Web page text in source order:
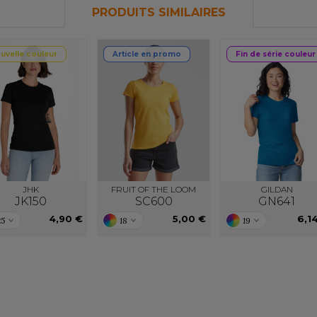
PRODUITS SIMILAIRES
couleur
JHK
JK150
4,90 €
Article en promo
FRUIT OF THE LOOM
SC600
18 5,00 €
Fin de série couleur
GILDAN
GN641
19